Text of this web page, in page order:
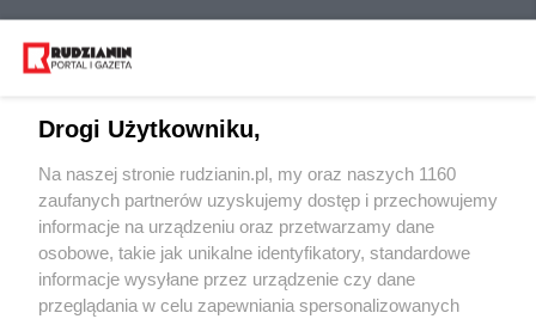
Wydawca mediów lokalnych
Drogi Użytkowniku,
Na naszej stronie rudzianin.pl, my oraz naszych 1160
zaufanych partnerów uzyskujemy dostęp i przechowujemy
informacje na urządzeniu oraz przetwarzamy dane
osobowe, takie jak unikalne identyfikatory, standardowe
informacje wysyłane przez urządzenie czy dane
przeglądania w celu zapewniania spersonalizowanych